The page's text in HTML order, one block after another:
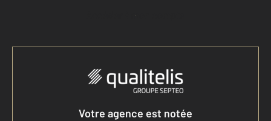
Accéder à mon compte
Votre agence est notée